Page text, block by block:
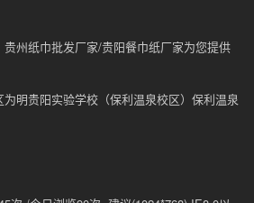
州纸巾批发厂家/贵阳餐巾纸厂家为您提供
明贵阳实验学校（保利温泉校区）保利温泉